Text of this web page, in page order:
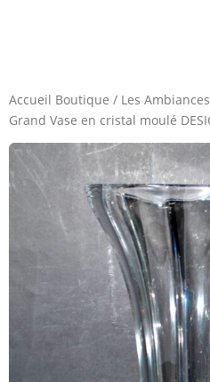
Accueil Boutique / Les Ambiances
Grand Vase en cristal moulé